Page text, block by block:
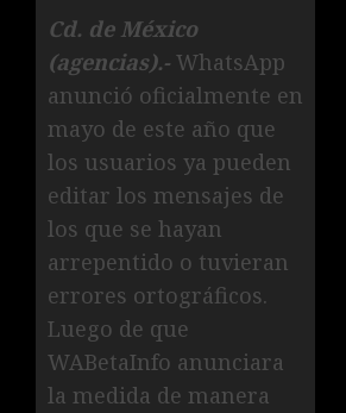
Cd. de México
(agencias).- WhatsApp
anunció oficialmente en
mayo de este año que
los usuarios ya pueden
editar los mensajes de
los que se hayan
arrepentido o tuvieran
errores ortográficos.
Luego de que
WABetaInfo anunciara
la medida de manera